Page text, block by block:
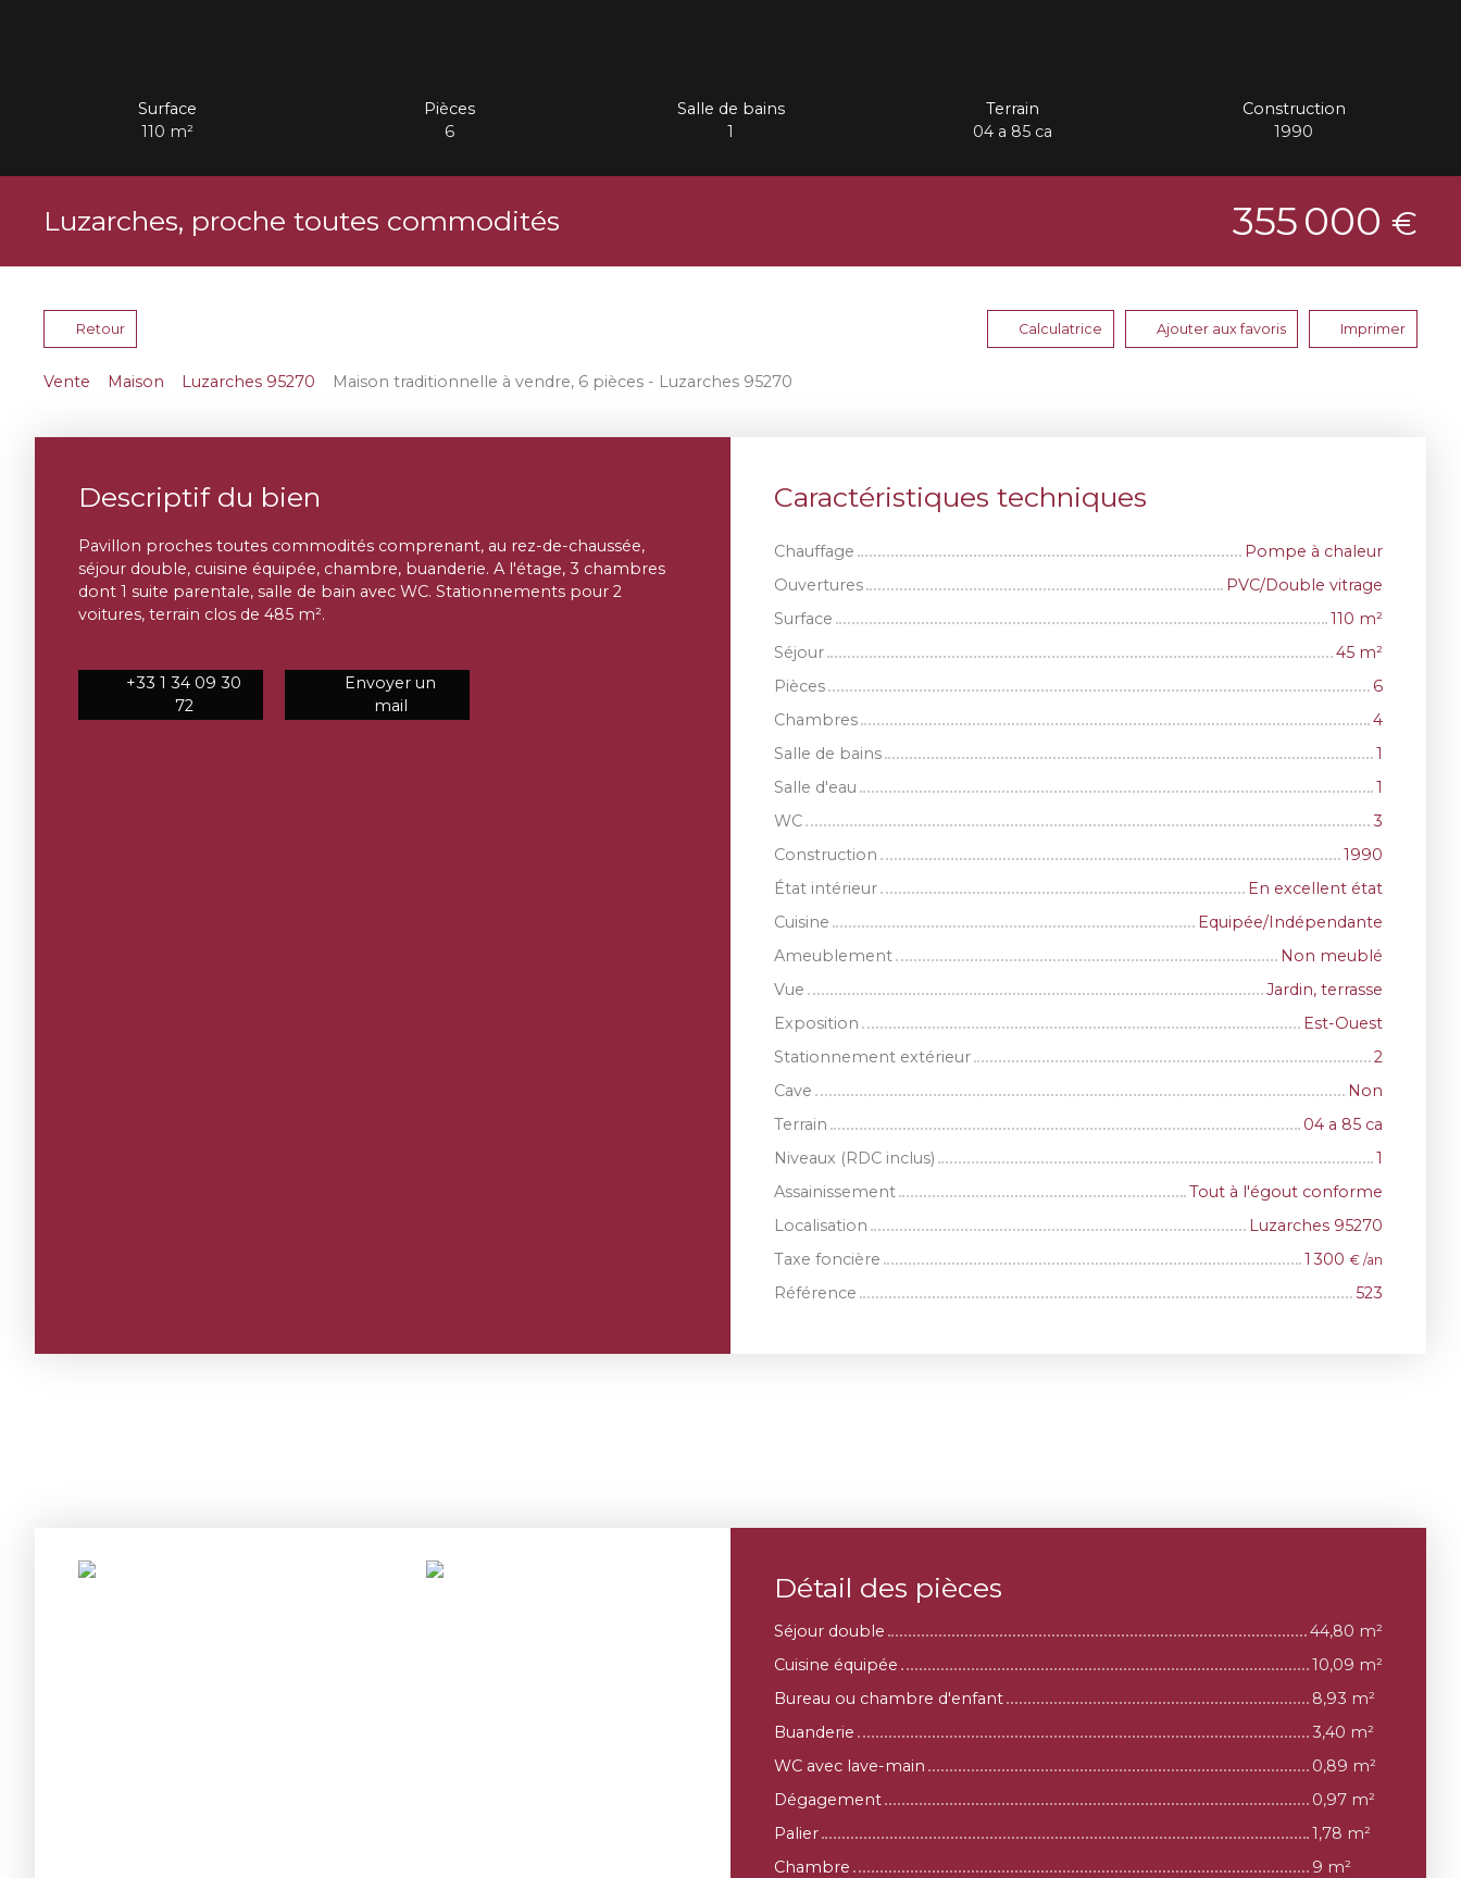
Surface
110 m²
Pièces
6
Salle de bains
1
Terrain
04 a 85 ca
Construction
1990
Luzarches, proche toutes commodités 355 000 €
Retour Calculatrice Ajouter aux favoris Imprimer
Vente Maison Luzarches 95270 Maison traditionnelle à vendre, 6 pièces - Luzarches 95270
Descriptif du bien
Pavillon proches toutes commodités comprenant, au rez-de-chaussée,
séjour double, cuisine équipée, chambre, buanderie. A l'étage, 3 chambres
dont 1 suite parentale, salle de bain avec WC. Stationnements pour 2
voitures, terrain clos de 485 m².
+33 1 34 09 30
72
Envoyer un
mail
Caractéristiques techniques
Chauffage
Pompe à chaleur
Ouvertures
PVC/Double vitrage
Surface
110 m²
Séjour
45 m²
Pièces
6
Chambres
4
Salle de bains
1
Salle d'eau
1
WC
3
Construction
1990
État intérieur
En excellent état
Cuisine
Equipée/Indépendante
Ameublement
Non meublé
Vue
Jardin, terrasse
Exposition
Est-Ouest
Stationnement extérieur
2
Cave
Non
Terrain
04 a 85 ca
Niveaux (RDC inclus)
1
Assainissement
Tout à l'égout conforme
Localisation
Luzarches 95270
Taxe foncière
1 300 € /an
Référence 523
Détail des pièces
Séjour double
44,80 m²
Cuisine équipée
10,09 m²
Bureau ou chambre d'enfant
8,93 m²
Buanderie
3,40 m²
WC avec lave-main
0,89 m²
Dégagement
0,97 m²
Palier
1,78 m²
Chambre
9 m²